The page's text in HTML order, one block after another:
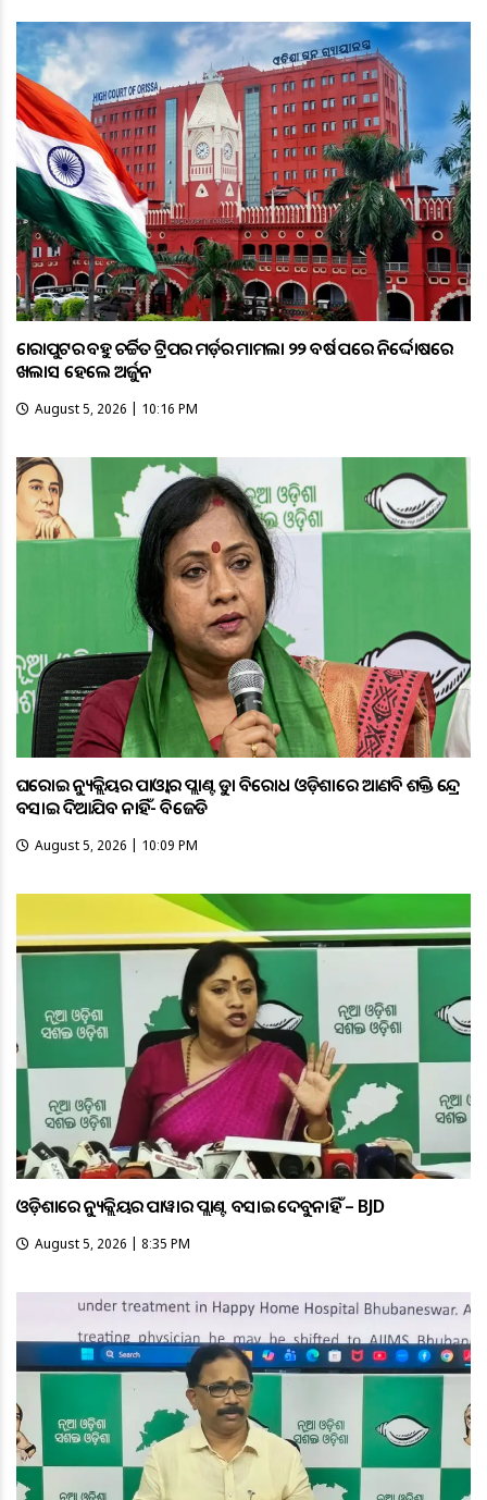
କୋରାପୁଟର ବହୁ ଚର୍ଚ୍ଚିତ ଟ୍ରିପର ମର୍ଡ଼ର ମାମଲା ୨୨ ବର୍ଷ ପରେ ନିର୍ଦ୍ଦୋଷରେ
ଖଲାସ ହେଲେ ଅର୍ଜୁନ
August 5, 2026 | 10:16 PM
ଘରୋଇ ନ୍ୟୁକ୍ଲିୟର ପାଓ୍ବାର ପ୍ଲାଣ୍ଟକୁ କଡ଼ା ବିରୋଧ ଓଡ଼ିଶାରେ ଆଣବିକ ଶକ୍ତି କେନ୍ଦ୍ର
ବସାଇ ଦିଆଯିବ ନାହିଁ- ବିଜେଡି
August 5, 2026 | 10:09 PM
ଓଡ଼ିଶାରେ ନ୍ୟୁକ୍ଲିୟର ପାୱାର ପ୍ଲାଣ୍ଟ ବସାଇ ଦେବୁନାହିଁ – BJD
August 5, 2026 | 8:35 PM